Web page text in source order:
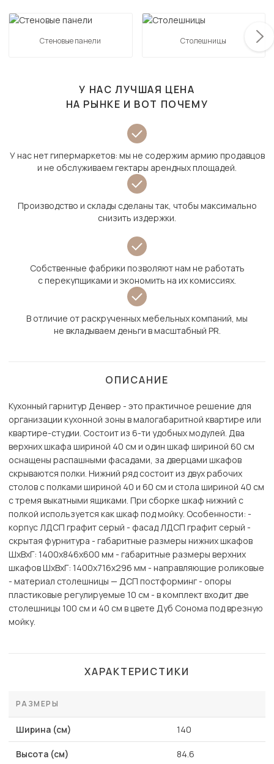
Стеновые панели Столешницы
У НАС ЛУЧШАЯ ЦЕНА
НА РЫНКЕ И ВОТ ПОЧЕМУ
У нас нет гипермаркетов: мы не содержим армию продавцов
и не обслуживаем гектары арендных площадей.
Производство и склады сделаны так, чтобы максимально
снизить издержки.
Собственные фабрики позволяют нам не работать
с перекупщиками и экономить на их комиссиях.
В отличие от раскрученных мебельных компаний, мы
не вкладываем деньги в масштабный PR.
ОПИСАНИЕ
Кухонный гарнитур Денвер - это практичное решение для
организации кухонной зоны в малогабаритной квартире или
квартире-студии. Состоит из 6-ти удобных модулей. Два
верхних шкафа шириной 40 см и один шкаф шириной 60 см
оснащены распашными фасадами, за дверцами шкафов
скрываются полки. Нижний ряд состоит из двух рабочих
столов с полками шириной 40 и 60 см и стола шириной 40 см
с тремя выкатными ящиками. При сборке шкаф нижний с
полкой используется как шкаф под мойку. Особенности: -
корпус ЛДСП графит серый - фасад ЛДСП графит серый -
скрытая фурнитура - габаритные размеры нижних шкафов
ШхВхГ: 1400х846х600 мм - габаритные размеры верхних
шкафов ШхВхГ: 1400х716х296 мм - направляющие роликовые
- материал столешницы — ДСП постформинг - опоры
пластиковые регулируемые 10 см - в комплект входит две
столешницы 100 см и 40 см в цвете Дуб Сонома под врезную
мойку.
ХАРАКТЕРИСТИКИ
РАЗМЕРЫ
Ширина (см) 140
Высота (см) 84.6